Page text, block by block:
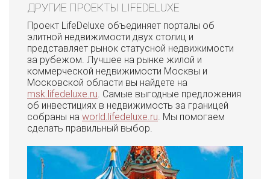
ДРУГИЕ ПРОЕКТЫ LIFEDELUXE
Проект LifeDeluxe объединяет порталы об
элитной недвижимости двух столиц и
представляет рынок статусной недвижимости
за рубежом. Лучшее на рынке жилой и
коммерческой недвижимости Москвы и
Московской области вы найдете на
msk.lifedeluxe.ru . Самые выгодные предложения
об инвестициях в недвижимость за границей
собраны на world.lifedeluxe.ru . Мы помогаем
сделать правильный выбор.